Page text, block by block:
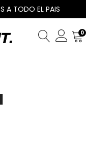
A TODO EL PAIS
0